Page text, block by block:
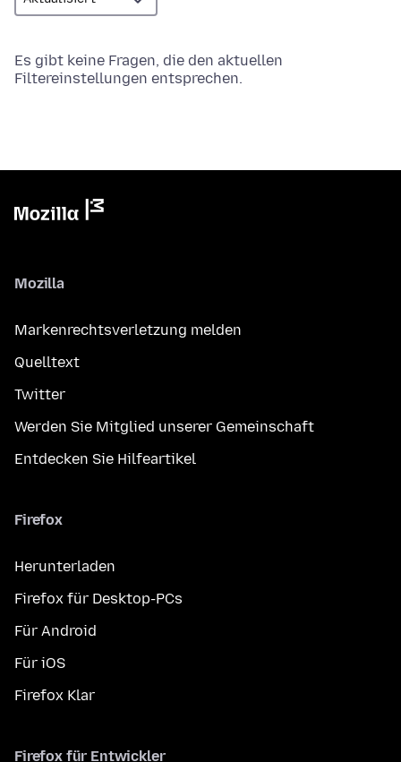
Es gibt keine Fragen, die den aktuellen
Filtereinstellungen entsprechen.
Mozilla
Markenrechtsverletzung melden
Quelltext
Twitter
Werden Sie Mitglied unserer Gemeinschaft
Entdecken Sie Hilfeartikel
Firefox
Herunterladen
Firefox für Desktop-PCs
Für Android
Für iOS
Firefox Klar
Firefox für Entwickler